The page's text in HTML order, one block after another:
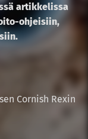
artikkelissa
ohjeisiin,
Cornish Rexin